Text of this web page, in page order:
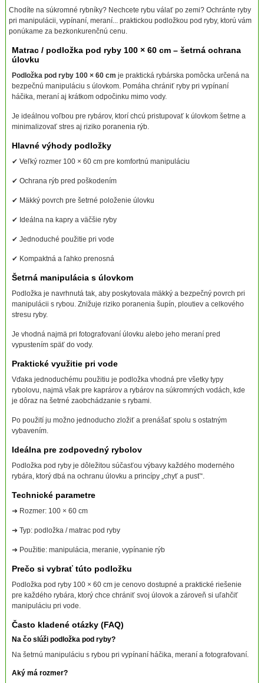
Chodíte na súkromné rybníky? Nechcete rybu válať po zemi? Ochránte ryby
pri manipulácii, vypínaní, meraní... praktickou podložkou pod ryby, ktorú vám
ponúkame za bezkonkurenčnú cenu.
Matrac / podložka pod ryby 100 × 60 cm – šetrná ochrana
úlovku
Podložka pod ryby 100 × 60 cm je praktická rybárska pomôcka určená na
bezpečnú manipuláciu s úlovkom. Pomáha chrániť ryby pri vypínaní
háčika, meraní aj krátkom odpočinku mimo vody.
Je ideálnou voľbou pre rybárov, ktorí chcú pristupovať k úlovkom šetrne a
minimalizovať stres aj riziko poranenia rýb.
Hlavné výhody podložky
✔ Veľký rozmer 100 × 60 cm pre komfortnú manipuláciu
✔ Ochrana rýb pred poškodením
✔ Mäkký povrch pre šetrné položenie úlovku
✔ Ideálna na kapry a väčšie ryby
✔ Jednoduché použitie pri vode
✔ Kompaktná a ľahko prenosná
Šetrná manipulácia s úlovkom
Podložka je navrhnutá tak, aby poskytovala mäkký a bezpečný povrch pri
manipulácii s rybou. Znižuje riziko poranenia šupín, ploutiev a celkového
stresu ryby.
Je vhodná najmä pri fotografovaní úlovku alebo jeho meraní pred
vypustením späť do vody.
Praktické využitie pri vode
Vďaka jednoduchému použitiu je podložka vhodná pre všetky typy
rybolovu, najmä však pre kaprárov a rybárov na súkromných vodách, kde
je dôraz na šetrné zaobchádzanie s rybami.
Po použití ju možno jednoducho zložiť a prenášať spolu s ostatným
vybavením.
Ideálna pre zodpovedný rybolov
Podložka pod ryby je dôležitou súčasťou výbavy každého moderného
rybára, ktorý dbá na ochranu úlovku a princípy „chyť a pusť“.
Technické parametre
➜ Rozmer: 100 × 60 cm
➜ Typ: podložka / matrac pod ryby
➜ Použitie: manipulácia, meranie, vypínanie rýb
Prečo si vybrať túto podložku
Podložka pod ryby 100 × 60 cm je cenovo dostupné a praktické riešenie
pre každého rybára, ktorý chce chrániť svoj úlovok a zároveň si uľahčiť
manipuláciu pri vode.
Často kladené otázky (FAQ)
Na čo slúži podložka pod ryby?
Na šetrnú manipuláciu s rybou pri vypínaní háčika, meraní a fotografovaní.
Aký má rozmer?